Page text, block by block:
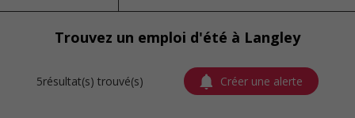
Trouvez un emploi d'été à Langley
5résultat(s) trouvé(s) Créer une alerte